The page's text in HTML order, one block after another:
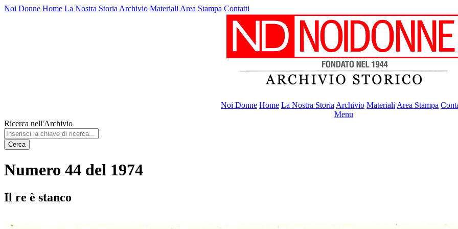
Noi Donne Home La Nostra Storia Archivio Materiali Area Stampa Contatti
Noi Donne Home La Nostra Storia Archivio Materiali Area Stampa
Menu
Ricerca nell'Archivio
Cerca
Numero 44 del 1974
Il re è stanco